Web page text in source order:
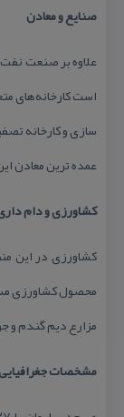
صنایع و معادن
علاوه بر صنعت
است كارخانه‌های
سازی و كارخانه
عمده ترین معادن
كشاورزی و دام
كشاورزی در این
محصول كشاورزی
مزارع دیم گندم
مشخصات جغرافیایی